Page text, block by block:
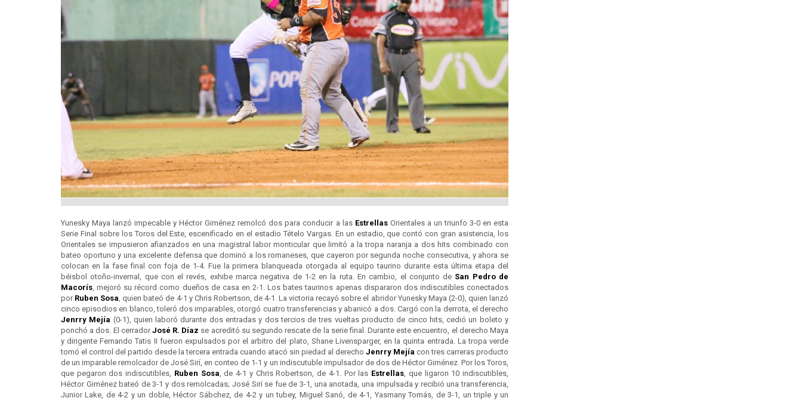
Yunesky Maya lanzó impecable y Héctor Giménez remolcó dos para conducir a las EstrellasOrientales a un triunfo 3-0 en esta
Serie Final sobre los Toros del Este, escenificado en el estadio Tételo Vargas. En un estadio, que contó con gran asistencia, los
Orientales se impusieron afianzados en una magistral labor monticular que limitó a la tropa naranja a dos hits combinado con
bateo oportuno y una excelente defensa que dominó a los romaneses, que cayeron por segunda noche consecutiva, y ahora se
colocan en la fase final con foja de 1-4. Fue la primera blanqueada otorgada al equipo taurino durante esta última etapa del
béisbol otoño-invernal, que con el revés, exhibe marca negativa de 1-2 en la ruta. En cambio, el conjunto de San Pedro de
Macorís , mejoró su récord como dueños de casa en 2-1. Los bates taurinos apenas dispararon dos indiscutibles conectados
por Ruben Sosa , quien bateó de 4-1 y Chris Robertson, de 4-1. La victoria recayó sobre el abridor Yunesky Maya (2-0), quien lanzó
cinco episodios en blanco, toleró dos imparables, otorgó cuatro transferencias y abanicó a dos. Cargó con la derrota, el derecho
Jenrry Mejía (0-1), quien laboró durante dos entradas y dos tercios de tres vueltas producto de cinco hits, cedió un boleto y
ponchó a dos. El cerradorJosé R. Díaz se acreditó su segundo rescate de la serie final. Durante este encuentro, el derecho Maya
y dirigente Fernando Tatis II fueron expulsados por el arbitro del plato, Shane Livensparger, en la quinta entrada. La tropa verde
tomó el control del partido desde la tercera entrada cuando atacó sin piedad al derecho Jenrry Mejía con tres carreras producto
de un imparable remolcador de José Sirí, en conteo de 1-1 y un indiscutuble impulsador de dos de Héctor Giménez. Por los Toros,
que pegaron dos indiscutibles, Ruben Sosa , de 4-1 y Chris Robertson, de 4-1. Por las Estrellas , que ligaron 10 indiscutibles,
Héctor Giménez bateó de 3-1 y dos remolcadas; José Sirí se fue de 3-1, una anotada, una impulsada y recibió una transferencia,
Junior Lake, de 4-2 y un doble, Héctor Sábchez, de 4-2 y un tubey, Miguel Sanó, de 4-1, Yasmany Tomás, de 3-1, un triple y un